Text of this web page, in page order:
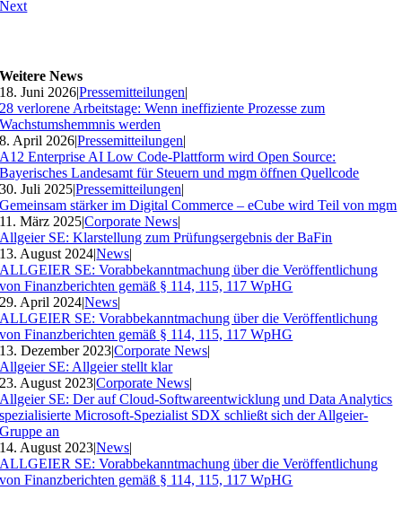
Next
Weitere News
18. Juni 2026|Pressemitteilungen|
28 verlorene Arbeitstage: Wenn ineffiziente Prozesse zum
Wachstumshemmnis werden
8. April 2026|Pressemitteilungen|
A12 Enterprise AI Low Code-Plattform wird Open Source:
Bayerisches Landesamt für Steuern und mgm öffnen Quellcode
30. Juli 2025|Pressemitteilungen|
Gemeinsam stärker im Digital Commerce – eCube wird Teil von mgm
11. März 2025|Corporate News|
Allgeier SE: Klarstellung zum Prüfungsergebnis der BaFin
13. August 2024|News|
ALLGEIER SE: Vorabbekanntmachung über die Veröffentlichung
von Finanzberichten gemäß § 114, 115, 117 WpHG
29. April 2024|News|
ALLGEIER SE: Vorabbekanntmachung über die Veröffentlichung
von Finanzberichten gemäß § 114, 115, 117 WpHG
13. Dezember 2023|Corporate News|
Allgeier SE: Allgeier stellt klar
23. August 2023|Corporate News|
Allgeier SE: Der auf Cloud-Softwareentwicklung und Data Analytics
spezialisierte Microsoft-Spezialist SDX schließt sich der Allgeier-
Gruppe an
14. August 2023|News|
ALLGEIER SE: Vorabbekanntmachung über die Veröffentlichung
von Finanzberichten gemäß § 114, 115, 117 WpHG